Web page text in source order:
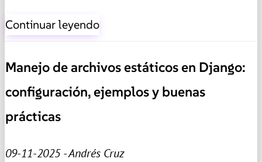
Continuar leyendo
Manejo de archivos estáticos en Django:
configuración, ejemplos y buenas
prácticas
09-11-2025 - Andrés Cruz